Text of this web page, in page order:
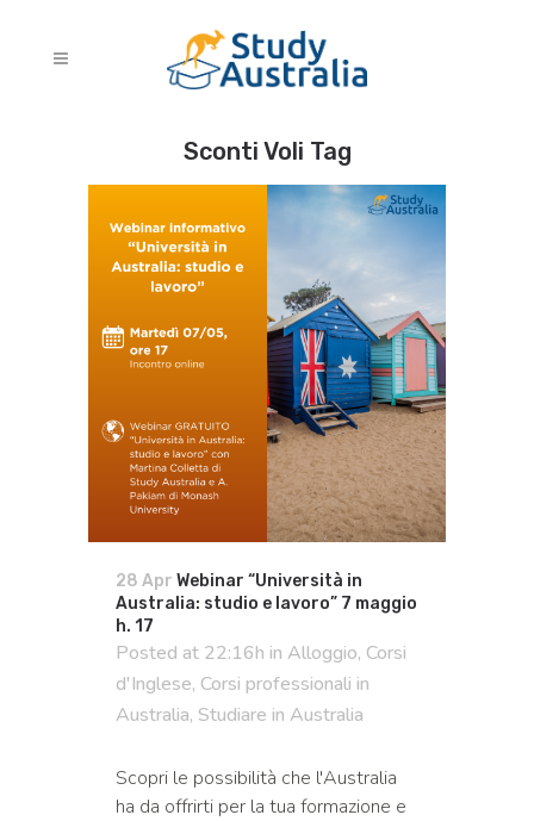
Sconti Voli Tag
28 Apr Webinar “Università in
Australia: studio e lavoro” 7 maggio
h. 17
Posted at 22:16h in Alloggio, Corsi
d'Inglese, Corsi professionali in
Australia, Studiare in Australia
Scopri le possibilità che l'Australia
ha da offrirti per la tua formazione e